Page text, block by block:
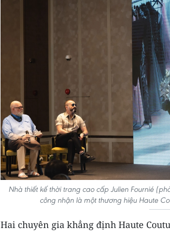
Nhà thiết kế thời trang cao cấp Julien Fournié
công nhận là một thương hiệu Haute
Hai chuyên gia khẳng định Haute